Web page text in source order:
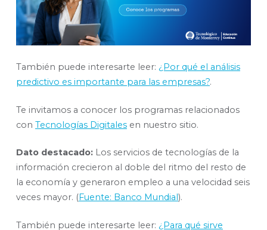
También puede interesarte leer: ¿Por qué el análisis
predictivo es importante para las empresas?.
Te invitamos a conocer los programas relacionados
con Tecnologías Digitales en nuestro sitio.
Dato destacado: Los servicios de tecnologías de la
información crecieron al doble del ritmo del resto de
la economía y generaron empleo a una velocidad seis
veces mayor. (Fuente: Banco Mundial).
También puede interesarte leer: ¿Para qué sirve